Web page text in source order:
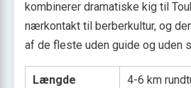
kombinerer dramatiske kig til
nærkontakt til berberkultur, og
af de fleste uden guide og uden
Længde
4-6 km